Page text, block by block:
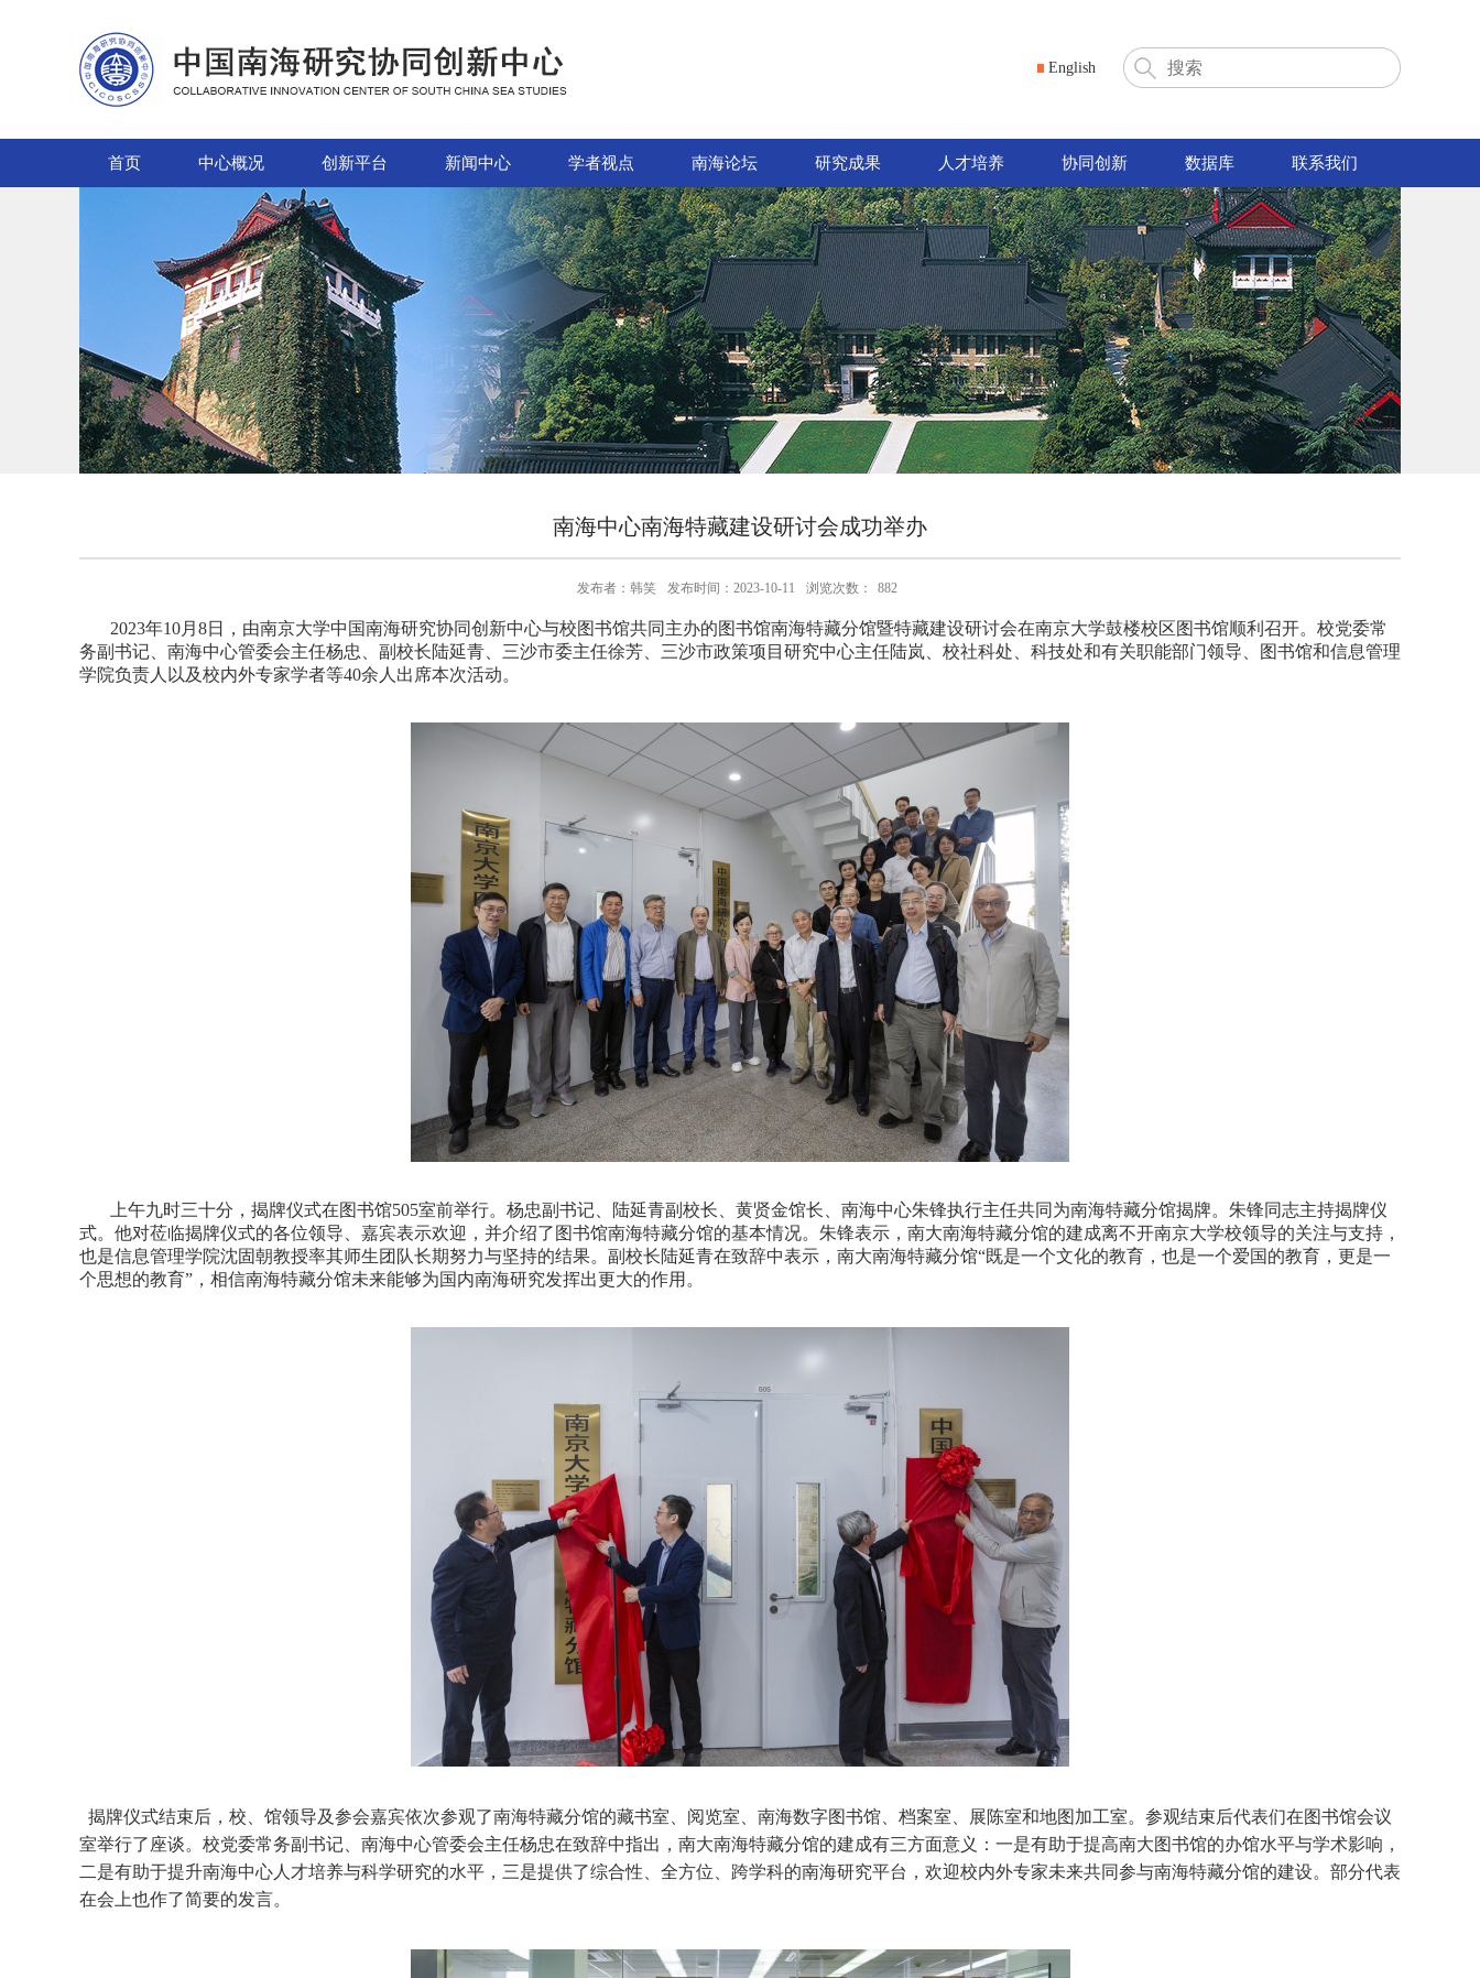
English
首页 中心概况 创新平台 新闻中心 学者视点 南海论坛 研究成果 人才培养 协同创新 数据库 联系我们
南海中心南海特藏建设研讨会成功举办
发布者：韩笑 发布时间：2023-10-11 浏览次数： 882
2023年10月 8日，由南京大学中国南海研究协同创新中心与校图书馆共同主办的图书馆南海特藏分馆暨特藏建设研讨会在南京大学鼓楼校区图书馆顺利召开。校党委常
务副书记、南海中心管委会主任杨忠、副校长陆延青、三沙市委主任徐芳、三沙市政策项目研究中心主任陆岚、校社科处、科技处和有关职能部门领导、图书馆和信息管理
学院负责人以及校内外专家学者等40余人出席本次活动。
上午九时三十分，揭牌仪式在图书馆505室前举行。杨忠副书记、陆延青副校长、黄贤金馆长、南海中心朱锋执行主任共同为南海特藏分馆揭牌。朱锋同志主持揭牌仪
式。他对莅临揭牌仪式的各位领导、嘉宾表示欢迎，并介绍了图书馆南海特藏分馆的基本情况。朱锋表示，南大南海特藏分馆的建成离不开南京大学校领导的关注与支持，
也是信息管理学院沈固朝教授率其师生团队长期努力与坚持的结果。副校长陆延青在致辞中表示，南大南海特藏分馆“既是一个文化的教育，也是一个爱国的教育，更是一
个思想的教育”，相信南海特藏分馆未来能够为国内南海研究发挥出更大的作用。
揭牌仪式结束后，校、馆领导及参会嘉宾依次参观了南海特藏分馆的藏书室、阅览室、南海数字图书馆、档案室、展陈室和地图加工室。参观结束后代表们在图书馆会议
室举行了座谈。校党委常务副书记、南海中心管委会主任杨忠在致辞中指出，南大南海特藏分馆的建成有三方面意义：一是有助于提高南大图书馆的办馆水平与学术影响，
二是有助于提升南海中心人才培养与科学研究的水平，三是提供了综合性、全方位、跨学科的南海研究平台，欢迎校内外专家未来共同参与南海特藏分馆的建设。部分代表
在会上也作了简要的发言。